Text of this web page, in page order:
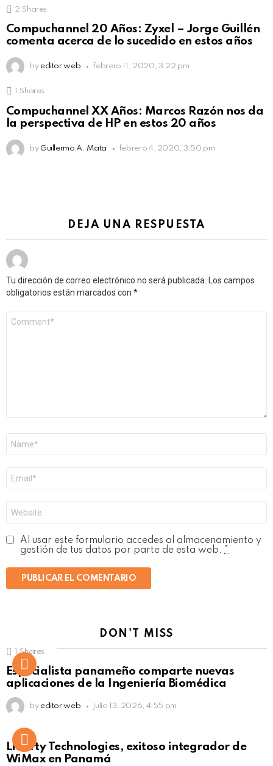
2 Shares
Compuchannel 20 Años: Zyxel – Jorge Guillén
comenta acerca de lo sucedido en estos años
by editor web febrero 11, 2020, 3:22 pm
Shares
Compuchannel XX Años: Marcos Razón nos da
la perspectiva de HP en estos 20 años
by Guillermo A. Mata febrero 4, 2020, 3:50 pm
DEJA UNA RESPUESTA
Tu dirección de correo electrónico no será publicada.
Los campos
obligatorios están marcados con *
electrónico
*
Al usar este formulario accedes al almacenamiento y
gestión de tus datos por parte de esta web.
DON'T MISS
Click to view this post
Shares
Especialista panameño comparte nuevas
aplicaciones de la Ingeniería Biomédica
by editor web julio 13, 2026, 4:55 pm
Liberty Technologies, exitoso integrador de
WiMax en Panamá